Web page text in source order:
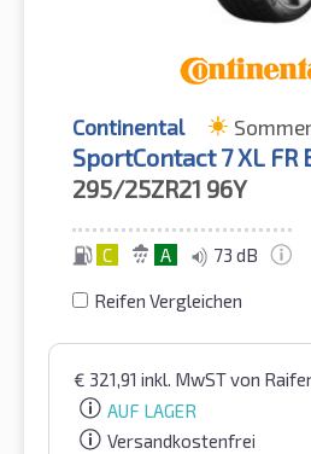
Continental
SportContact 7 XL FR
295/25ZR21 96Y
C A 73 dB
Reifen Vergleichen
€ 321,91 inkl. MwSTvon
AUF LAGER
Versandkostenfrei